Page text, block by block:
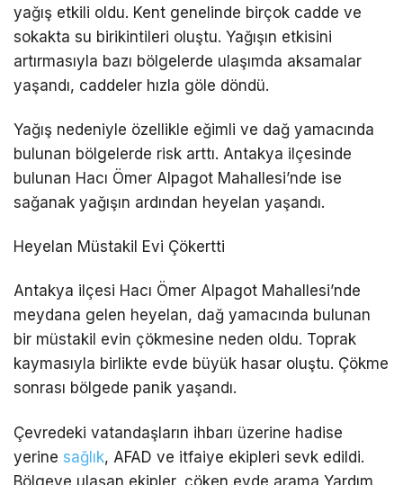
yağış etkili oldu. Kent genelinde birçok cadde ve
sokakta su birikintileri oluştu. Yağışın etkisini
artırmasıyla bazı bölgelerde ulaşımda aksamalar
yaşandı, caddeler hızla göle döndü.
Yağış nedeniyle özellikle eğimli ve dağ yamacında
bulunan bölgelerde risk arttı. Antakya ilçesinde
bulunan Hacı Ömer Alpagot Mahallesi’nde ise
sağanak yağışın ardından heyelan yaşandı.
Heyelan Müstakil Evi Çökertti
Antakya ilçesi Hacı Ömer Alpagot Mahallesi’nde
meydana gelen heyelan, dağ yamacında bulunan
bir müstakil evin çökmesine neden oldu. Toprak
kaymasıyla birlikte evde büyük hasar oluştu. Çökme
sonrası bölgede panik yaşandı.
Çevredeki vatandaşların ihbarı üzerine hadise
yerine sağlık, AFAD ve itfaiye ekipleri sevk edildi.
Bölgeye ulaşan ekipler, çöken evde arama Yardım